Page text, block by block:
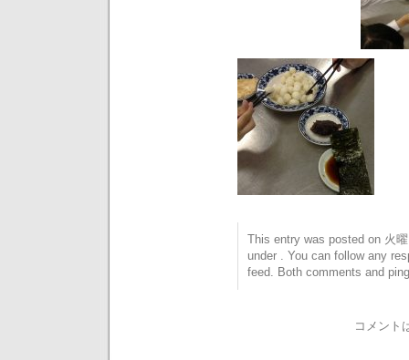
This entry was posted on 火
under . You can follow any
feed. Both comments and
コメント